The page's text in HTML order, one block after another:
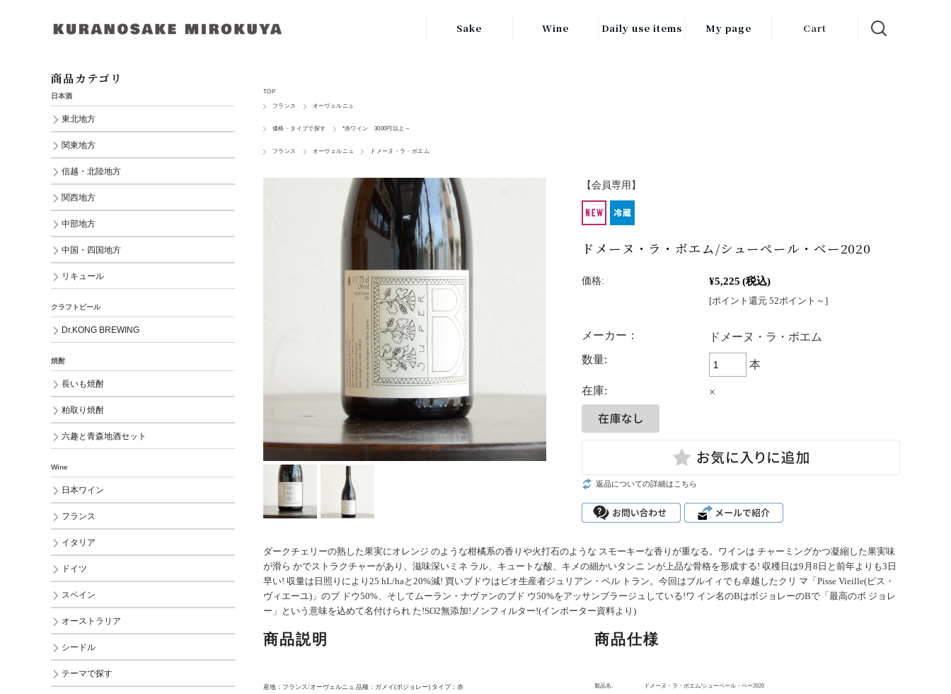
Sake
関西の地酒
中部地方の地酒
中国・四国地方
の地酒
Wine Daily use items
グラス・酒器・
My page Cart
TOP
フランス オーヴェルニュ
価格・タイプで探す *赤ワイン 3000円以上～
フランス オーヴェルニュ ドメーヌ・ラ・ボエム
【会員専用】
ドメーヌ・ラ・ボエム/シューペール・ベー2020
価格: ¥5,225 (税込)
[ポイント還元 52ポイント～]
メーカー：
ドメーヌ・ラ・ボエム
数量:
本
在庫: ×
返品についての詳細はこちら
ダークチェリーの熟した果実にオレンジ のような柑橘系の香りや火打石のような スモーキーな香りが重なる。ワインは チャーミングかつ凝縮した果実味
が滑ら かでストラクチャーがあり、滋味深いミネ ラル、キュートな酸、キメの細かいタンニ ンが上品な骨格を形成する! 収穫日は9月8日と前年よりも3日
早い! 収量は日照りにより25 hL/haと20%減! 買いブドウはビオ生産者ジュリアン・ベル トラン。今回はブルイィでも卓越したクリ マ「Pisse Vieille(ピス・
ヴィエーユ)」のブ ドウ50%、そしてムーラン・ナヴァンのブド ウ50%をアッサンブラージュしている!ワ イン名のBはボジョレーのBで「最高のボ ジョレ
ー」という意味を込めて名付けられ た!SO2無添加!ノンフィルター!(インポーター資料より)
商品説明
産地：フランス/オーヴェルニュ 品種：ガメイ(ボジョレー) タイプ：赤
商品仕様
製品名: ドメーヌ・ラ・ボエム/シューペール・ベー2020
商品カテゴリ
日本酒
東北地方
関東地方
信越・北陸地方
関西地方
中部地方
中国・四国地方
リキュール
クラフトビール
Dr.KONG BREWING
焼酎
長いも焼酎
粕取り焼酎
六趣と青森地酒セット
Wine
日本ワイン
フランス
イタリア
ドイツ
スペイン
オーストラリア
シードル
テーマで探す